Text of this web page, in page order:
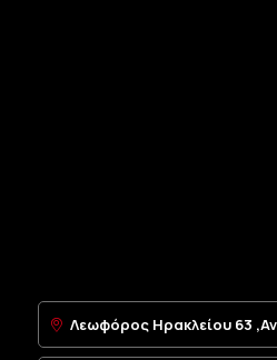
Λεωφόρος Ηρακλείου 63